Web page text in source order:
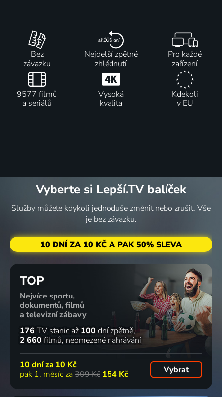
Bez
závazku
Nejdelší zpětné
zhlédnutí
Pro každé
zařízení
9577 filmů
a seriálů
Vysoká
kvalita
Kdekoli
v EU
Vyberte si Lepší.TV balíček
Služby můžete kdykoli jednoduše změnit nebo zrušit. Vše
je bez závazku.
10 DNÍ ZA 10 KČ A PAK 50% SLEVA
TOP
Nejvíce sportu,
dokumentů, filmů
a televizní zábavy
176 TV stanic až 100 dní zpětně
2 660 filmů neomezené nahrávání
10 dní za 10 Kč
pak 1. měsíc za 309 Kč 154 Kč Vybrat